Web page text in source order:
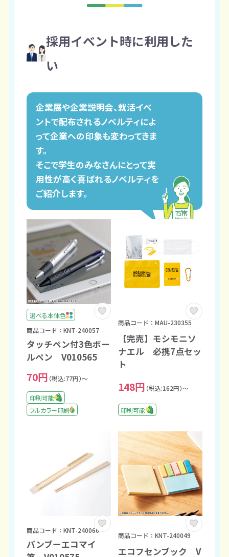
採用イベント時に利用した
い
企業展や企業説明会、就活イベ
ントで配布されるノベルティによ
って企業への印象も変わってきま
す。
そこで学生のみなさんにとって実
用性が高く喜ばれるノベルティを
ご紹介します。
選べる本体色
商品コード：KNT-240057
タッチペン付3色ボー
ルペン V010565
70円 （税込:77円）～
印刷可能
フルカラー印刷
商品コード：MAU-230355
【完売】モシモニソ
ナエル 必携7点セッ
ト
148円 （税込:162円）～
印刷可能
商品コード：KNT-240066
バンブーエコマイ
商品コード：KNT-240049
エコフセンブック V